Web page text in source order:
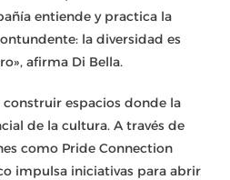
entiende y practica la
la diversidad es
afirma Di Bella.
espacios donde la
de la cultura. A través de
como Pride Connection
impulsa iniciativas para abrir